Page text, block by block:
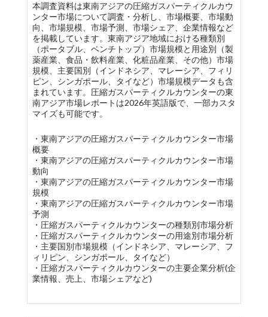
本調査資料は東南アジアの圧縮ガスパーティクルカウ
ンター市場について調査・分析し、市場概要、市場動
向、市場規模、市場予測、市場シェア、企業情報など
を掲載しています。東南アジア地域における種類別
（ポータブル、ベンチトップ）市場規模と用途別（製
薬産業、食品・飲料産業、化粧品産業、その他）市場
規模、主要国別（インドネシア、マレーシア、フィリ
ピン、シンガポール、タイなど）市場規模データも含
まれています。圧縮ガスパーティクルカウンターの東
南アジア市場レポートは2026年英語版で、一部カスタ
マイズも可能です。
・東南アジアの圧縮ガスパーティクルカウンター市場
概要
・東南アジアの圧縮ガスパーティクルカウンター市場
動向
・東南アジアの圧縮ガスパーティクルカウンター市場
規模
・東南アジアの圧縮ガスパーティクルカウンター市場
予測
・圧縮ガスパーティクルカウンターの種類別市場分析
・圧縮ガスパーティクルカウンターの用途別市場分析
・主要国別市場規模（インドネシア、マレーシア、フ
ィリピン、シンガポール、タイなど）
・圧縮ガスパーティクルカウンターの主要企業分析(企
業情報、売上、市場シェアなど)